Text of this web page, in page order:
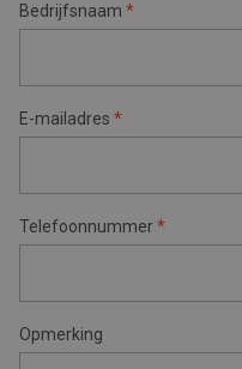
Bedrijfsnaam *
E-mailadres *
Telefoonnummer*
Opmerking